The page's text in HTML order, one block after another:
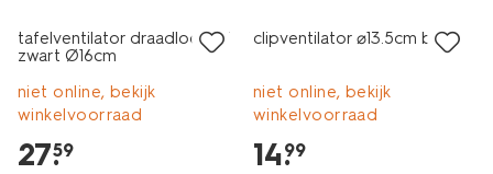
tafelventilator draadloos stil
zwart Ø16cm
niet online, bekijk
winkelvoorraad
27.
59
clipventilator ⌀13.5cm beige
niet online, bekijk
winkelvoorraad
14.
99